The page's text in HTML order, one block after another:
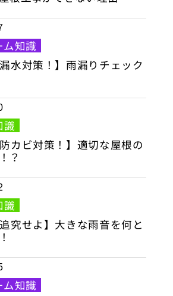
ム知識
漏水対策！】雨漏りチェック
識
防カビ対策！】適切な屋根の
？
識
追究せよ】大きな雨音を何と
ム知識